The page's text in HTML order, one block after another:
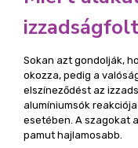
Sokan azt gondolják,
okozza, pedig a
elszíneződést az
alumíniumsók
esetében. A szagokat
pamut hajlamosabb.